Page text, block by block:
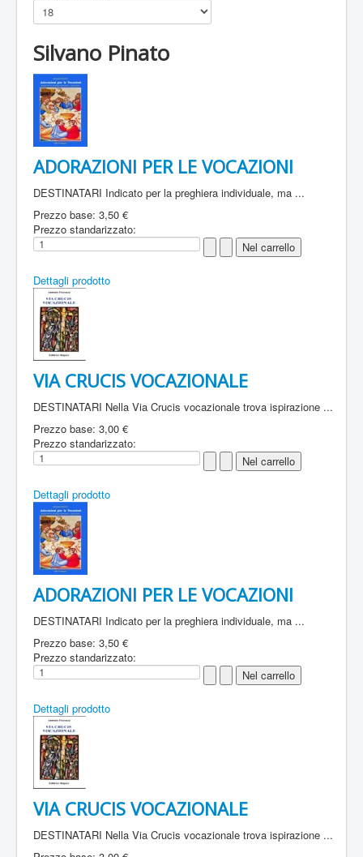
Silvano Pinato
ADORAZIONI PER LE VOCAZIONI
DESTINATARI Indicato per la preghiera individuale, ma ...
Prezzo base: 3,50 €
Prezzo standarizzato:
Dettagli prodotto
VIA CRUCIS VOCAZIONALE
DESTINATARI Nella Via Crucis vocazionale trova ispirazione ...
Prezzo base: 3,00 €
Prezzo standarizzato:
Dettagli prodotto
ADORAZIONI PER LE VOCAZIONI
DESTINATARI Indicato per la preghiera individuale, ma ...
Prezzo base: 3,50 €
Prezzo standarizzato:
Dettagli prodotto
VIA CRUCIS VOCAZIONALE
DESTINATARI Nella Via Crucis vocazionale trova ispirazione ...